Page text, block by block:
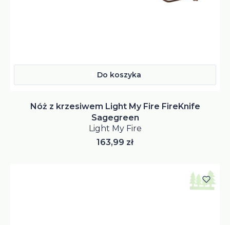
Do koszyka
Nóż z krzesiwem Light My Fire FireKnife
Sagegreen
Light My Fire
Cena
163,99 zł